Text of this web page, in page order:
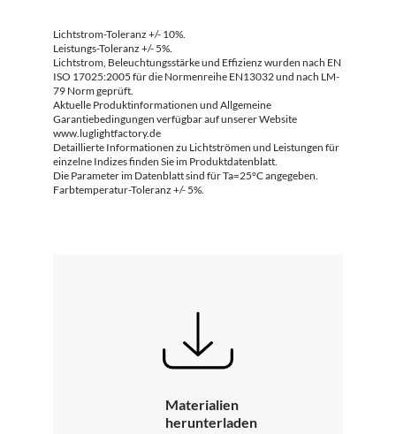
Lichtstrom-Toleranz +/- 10%.
Leistungs-Toleranz +/- 5%.
Lichtstrom, Beleuchtungsstärke und Effizienz wurden nach EN
ISO 17025:2005 für die Normenreihe EN13032 und nach LM-
79 Norm geprüft.
Aktuelle Produktinformationen und Allgemeine
Garantiebedingungen verfügbar auf unserer Website
www.luglightfactory.de
Detaillierte Informationen zu Lichtströmen und Leistungen für
einzelne Indizes finden Sie im Produktdatenblatt.
Die Parameter im Datenblatt sind für Ta=25°C angegeben.
Farbtemperatur-Toleranz +/- 5%.
Materialien
herunterladen